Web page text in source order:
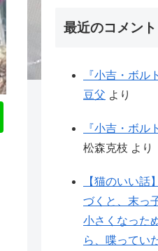
最近のコメント
『小吉・ボル
豆父 より
『小吉・ボル
松森克枝 より
【猫のいい
づくと、末っ
小さくなった
ら、喋ってい